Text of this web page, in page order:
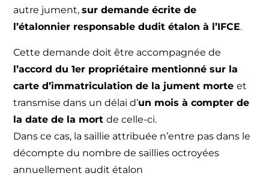
autre jument,sur demande écrite de
l’étalonnier responsable dudit étalon à l’IFCE.
Cette demande doit être accompagnée de
l’accord du 1er propriétaire mentionné sur la
carte d’immatriculation de la jument morteet
transmise dans un délai d’un mois à compter de
la date de la mortde celle-ci.
Dans ce cas, la saillie attribuée n’entre pas dans le
décompte du nombre de saillies octroyées
annuellement audit étalon